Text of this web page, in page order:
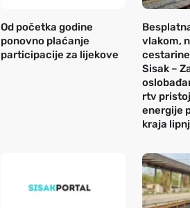
Od početka godine
ponovno plaćanje
participacije za lijekove
vlakom,
Sisak –
rtv
energije
kraja